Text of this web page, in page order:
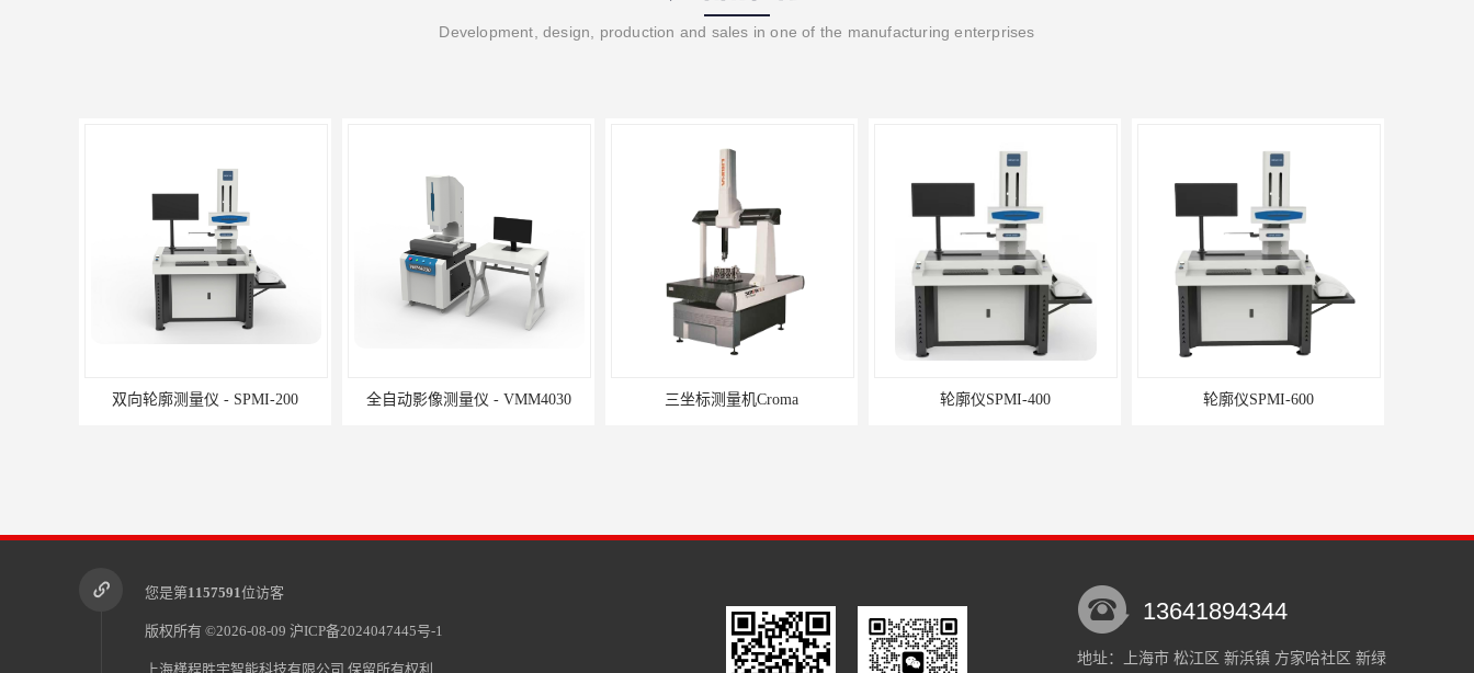
Development, design, production and sales in one of the manufacturing enterprises
双向轮廓测量仪 - SPMI-200 全自动影像测量仪 - VMM4030 三坐标测量机Croma 轮廓仪SPMI-400 轮廓仪SPMI-600
您是第1157591位访客
版权所有 ©2026-08-09 沪ICP备2024047445号-1
上海槿程胜宇智能科技有限公司 保留所有权利.
13641894344
地址：上海市 松江区 新浜镇 方家哈社区 新绿